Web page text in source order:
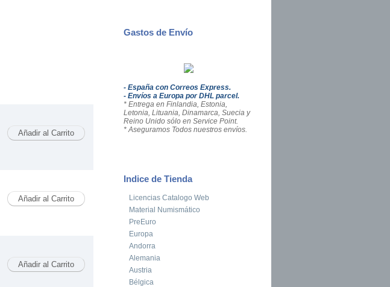
Gastos de Envío
- España con Correos Express.
- Envíos a Europa por DHL parcel.
* Entrega en Finlandia, Estonia,
Letonia, Lituania, Dinamarca, Suecia y
Reino Unido sólo en Service Point.
* Aseguramos Todos nuestros envíos.
Indice de Tienda
Licencias Catalogo Web
Material Numismático
PreEuro
Europa
Andorra
Alemania
Austria
Bélgica